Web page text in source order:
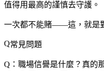
值得用最高的謹慎去守護。
一次都不能賭——這，就是
常見問題
Q：職場信譽是什麼？真的